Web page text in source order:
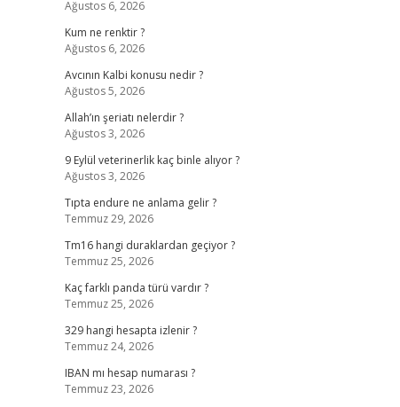
Ağustos 6, 2026
Kum ne renktir ?
Ağustos 6, 2026
Avcının Kalbi konusu nedir ?
Ağustos 5, 2026
Allah’ın şeriatı nelerdir ?
Ağustos 3, 2026
9 Eylül veterinerlik kaç binle alıyor ?
Ağustos 3, 2026
Tıpta endure ne anlama gelir ?
Temmuz 29, 2026
Tm16 hangi duraklardan geçiyor ?
Temmuz 25, 2026
Kaç farklı panda türü vardır ?
Temmuz 25, 2026
329 hangi hesapta izlenir ?
Temmuz 24, 2026
IBAN mı hesap numarası ?
Temmuz 23, 2026